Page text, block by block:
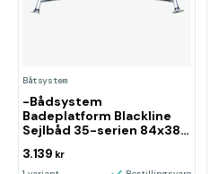
Båtsystem
-Bådsystem
Badeplatform Blackline
Sejlbåd 35-serien 84x38
3.139 kr